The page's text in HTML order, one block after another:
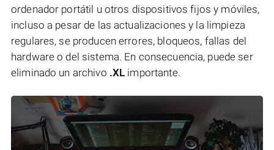
ordenador portátil u otros dispositivos fijos y móviles,
incluso a pesar de las actualizaciones y la limpieza
regulares, se producen errores, bloqueos, fallas del
hardware o del sistema. En consecuencia, puede ser
eliminado un archivo .XL importante.